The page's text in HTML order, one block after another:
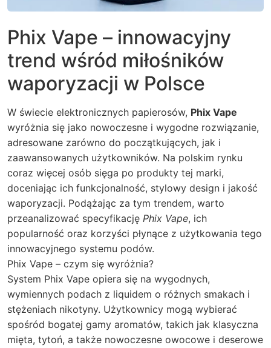
Phix Vape – innowacyjny
trend wśród miłośników
waporyzacji w Polsce
W świecie elektronicznych papierosów, Phix Vape
wyróżnia się jako nowoczesne i wygodne rozwiązanie,
adresowane zarówno do początkujących, jak i
zaawansowanych użytkowników. Na polskim rynku
coraz więcej osób sięga po produkty tej marki,
doceniając ich funkcjonalność, stylowy design i jakość
waporyzacji. Podążając za tym trendem, warto
przeanalizować specyfikację Phix Vape, ich
popularność oraz korzyści płynące z użytkowania tego
innowacyjnego systemu podów.
Phix Vape – czym się wyróżnia?
System Phix Vape opiera się na wygodnych,
wymiennych podach z liquidem o różnych smakach i
stężeniach nikotyny. Użytkownicy mogą wybierać
spośród bogatej gamy aromatów, takich jak klasyczna
mięta, tytoń, a także nowoczesne owocowe i deserowe